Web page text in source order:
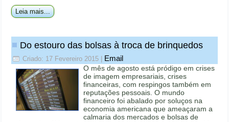
Leia mais...
Do estouro das bolsas à troca de brinquedos
Criado: 17 Fevereiro 2015 Email
O mês de agosto está pródigo em crises
de imagem empresariais, crises
financeiras, com respingos também em
reputações pessoais. O mundo
financeiro foi abalado por soluços na
economia americana que ameaçaram a
calmaria dos mercados e bolsas de